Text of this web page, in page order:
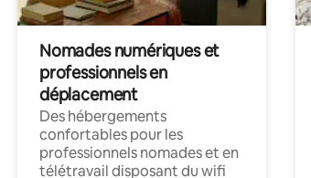
Nomades numériques et
professionnels en
déplacement
Des hébergements
confortables pour les
professionnels nomades et en
télétravail disposant du wifi